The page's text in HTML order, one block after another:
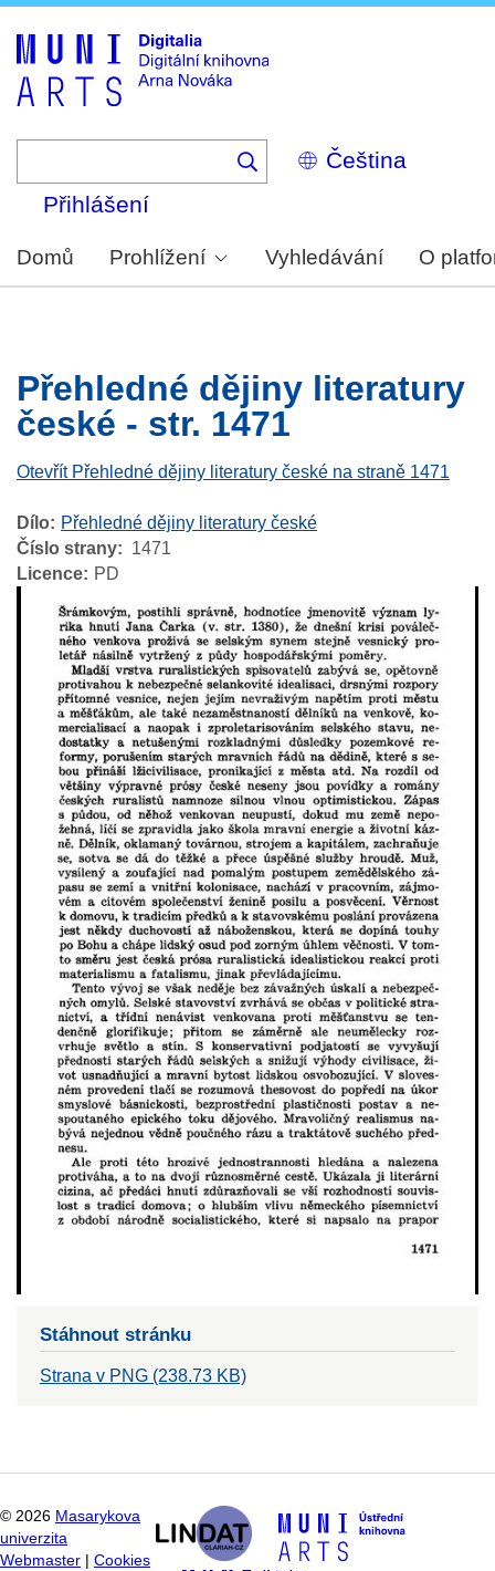
Select
your
Přihlášení
Domů Prohlížení Vyhledávání O
Přehledné dějiny literatury
české - str. 1471
Otevřít Přehledné dějiny literatury české na straně 1471
Dílo
Přehledné dějiny literatury české
Číslo strany
1471
Licence
PD
Stáhnout stránku
Strana v PNG (238.73 KB)
© 2026 Masarykova
univerzita
Webmaster
Cookies